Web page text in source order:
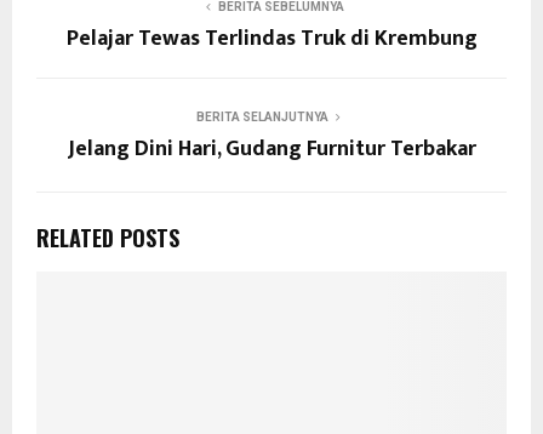
BERITA SEBELUMNYA
Pelajar Tewas Terlindas Truk di Krembung
BERITA SELANJUTNYA
Jelang Dini Hari, Gudang Furnitur Terbakar
RELATED POSTS